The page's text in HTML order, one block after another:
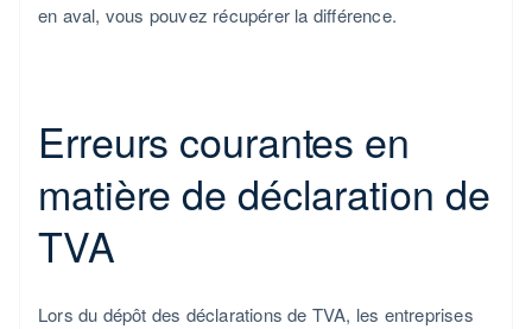
en aval, vous pouvez récupérer la différence.
Erreurs courantes en
matière de déclaration de
TVA
Lors du dépôt des déclarations de TVA, les entreprises